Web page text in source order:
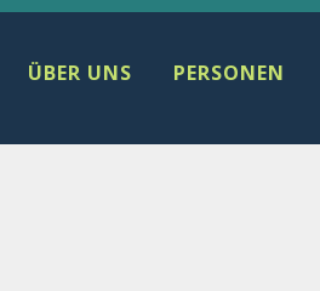
ÜBER UNS PERSONEN